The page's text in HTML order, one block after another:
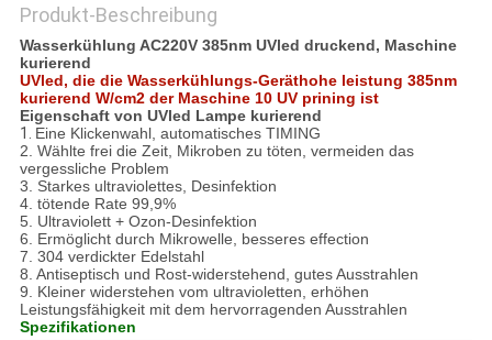
Produkt-Beschreibung
Wasserkühlung AC220V 385nm UVled druckend, Maschine
kurierend
UVled, die die Wasserkühlungs-Geräthohe leistung 385nm
kurierend W/cm2 der Maschine 10 UV prining ist
Eigenschaft von UVled Lampe kurierend
1. Eine Klickenwahl, automatisches TIMING
2. Wählte frei die Zeit, Mikroben zu töten, vermeiden das
vergessliche Problem
3. Starkes ultraviolettes, Desinfektion
4. tötende Rate 99,9%
5. Ultraviolett + Ozon-Desinfektion
6. Ermöglicht durch Mikrowelle, besseres effection
7. 304 verdickter Edelstahl
8. Antiseptisch und Rost-widerstehend, gutes Ausstrahlen
9. Kleiner widerstehen vom ultravioletten, erhöhen
Leistungsfähigkeit mit dem hervorragenden Ausstrahlen
Spezifikationen